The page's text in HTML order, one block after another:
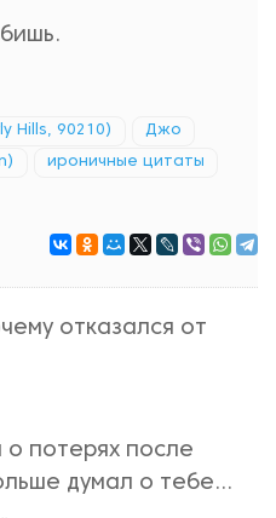
Hills, 90210) Джо
ироничные цитаты
отказался от
потерях после
думал о тебе...